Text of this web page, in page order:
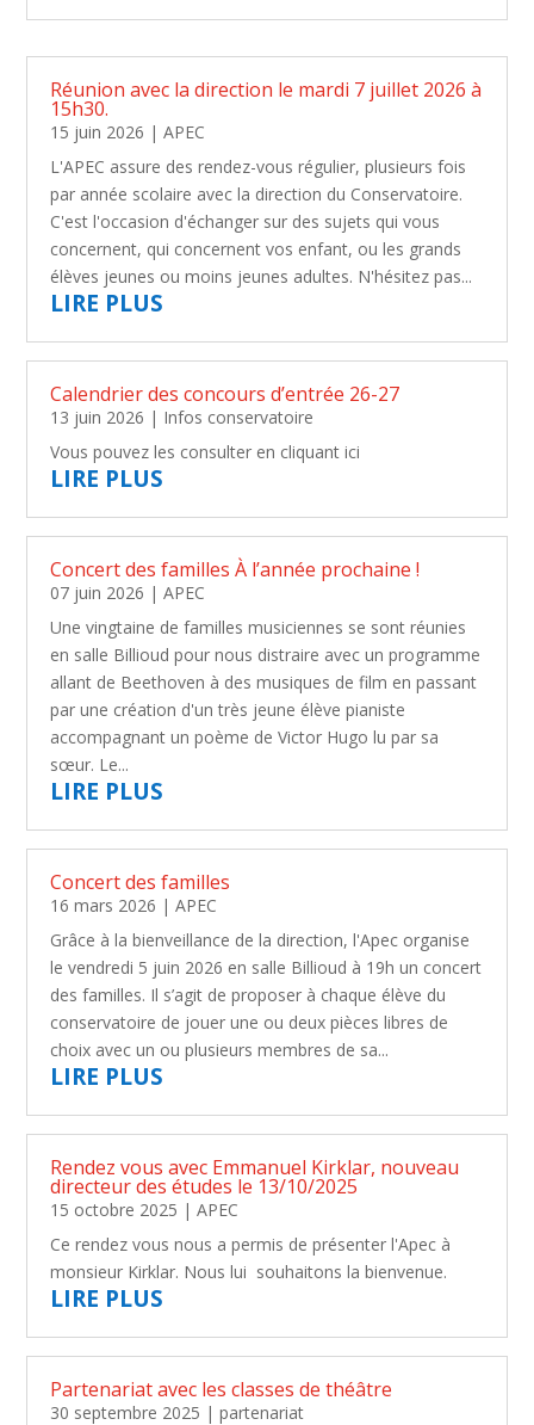
Réunion avec la direction le mardi 7 juillet 2026 à
15h30.
15 juin 2026 |APEC
L'APEC assure des rendez-vous régulier, plusieurs fois
par année scolaire avec la direction du Conservatoire.
C'est l'occasion d'échanger sur des sujets qui vous
concernent, qui concernent vos enfant, ou les grands
élèves jeunes ou moins jeunes adultes. N'hésitez pas...
LIRE PLUS
Calendrier des concours d’entrée 26-27
13 juin 2026 | Infos conservatoire
Vous pouvez les consulter en cliquant ici
LIRE PLUS
Concert des familles À l’année prochaine !
07 juin 2026 |APEC
Une vingtaine de familles musiciennes se sont réunies
en salle Billioud pour nous distraire avec un programme
allant de Beethoven à des musiques de film en passant
par une création d'un très jeune élève pianiste
accompagnant un poème de Victor Hugo lu par sa
sœur. Le...
LIRE PLUS
Concert des familles
16 mars 2026 |APEC
Grâce à la bienveillance de la direction, l'Apec organise
le vendredi 5 juin 2026 en salle Billioud à 19h un concert
des familles. Il s’agit de proposer à chaque élève du
conservatoire de jouer une ou deux pièces libres de
choix avec un ou plusieurs membres de sa...
LIRE PLUS
Rendez vous avec Emmanuel Kirklar, nouveau
directeur des études le 13/10/2025
15 octobre 2025 |APEC
Ce rendez vous nous a permis de présenter l'Apec à
monsieur Kirklar. Nous lui souhaitons la bienvenue.
LIRE PLUS
Partenariat avec les classes de théâtre
30 septembre 2025 |partenariat